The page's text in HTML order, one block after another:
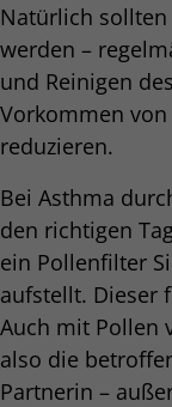
Natürlich
werden –
und Reinigen
Vorkommen
reduzieren.
Bei Asthma
den richtigen
ein Pollenfilter
aufstellt. Dieser
Auch mit Pollen
also die
Partnerin –